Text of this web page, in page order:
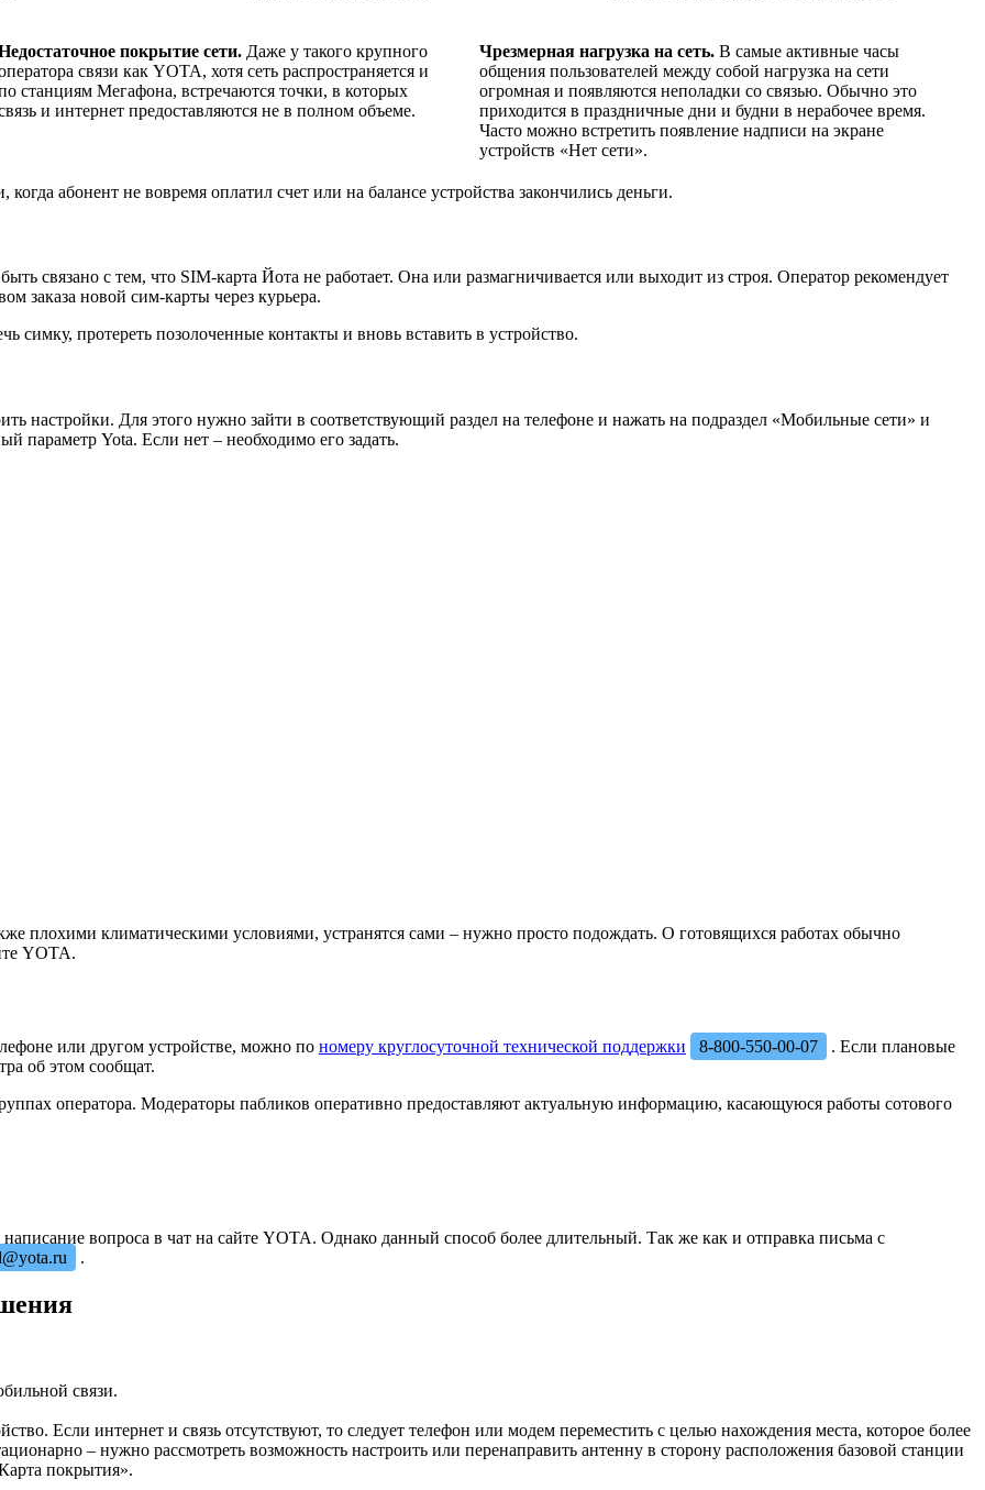
покрытие сети. Даже у такого крупного
связи как YOTA, хотя сеть распространяется и
станциям Мегафона, встречаются точки, в которых
и интернет предоставляются не в полном объеме.
Чрезмерная нагрузка на сеть. В самые активные часы
общения пользователей между собой нагрузка на сети
огромная и появляются неполадки со связью. Обычно это
приходится в праздничные дни и будни в нерабочее время.
Часто можно встретить появление надписи на экране
устройств «Нет сети».
абонент не вовремя оплатил счет или на балансе устройства закончились деньги.
связано с тем, что SIM-карта Йота не работает. Она или размагничивается или выходит из строя. Оператор рекомендует
заказа новой сим-карты через курьера.
симку, протереть позолоченные контакты и вновь вставить в устройство.
настройки. Для этого нужно зайти в соответствующий раздел на телефоне и нажать на подраздел «Мобильные сети» и
параметр Yota. Если нет – необходимо его задать.
плохими климатическими условиями, устранятся сами – нужно просто подождать. О готовящихся работах обычно
YOTA.
или другом устройстве, можно по номеру круглосуточной технической поддержки 8-800-550-00-07
. Если плановые
об этом сообщат.
оператора. Модераторы пабликов оперативно предоставляют актуальную информацию, касающуюся работы сотового
вопроса в чат на сайте YOTA. Однако данный способ более длительный. Так же как и отправка письма с
.
связи.
Если интернет и связь отсутствуют, то следует телефон или модем переместить с целью нахождения места, которое более
– нужно рассмотреть возможность настроить или перенаправить антенну в сторону расположения базовой станции
покрытия».